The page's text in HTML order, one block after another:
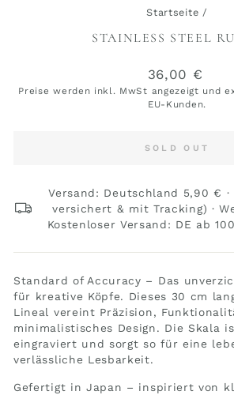
Startseite /
STAINLESS STEEL
Normaler
Preis
36,00 €
Preise werden inkl. MwSt angezeigt und
EU-Kunden.
SOLD OUT
Versand: Deutschland 5,90 € ·
versichert & mit Tracking) ·
Kostenloser Versand: DE ab
Standard of Accuracy – Das
für kreative Köpfe. Dieses 30 cm
Lineal vereint Präzision,
minimalistisches Design. Die Skala
eingraviert und sorgt so für eine
verlässliche Lesbarkeit.
Gefertigt in Japan – inspiriert von